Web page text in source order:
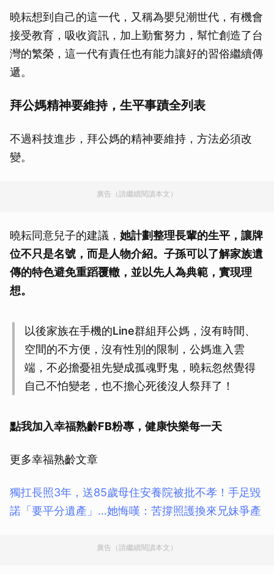
曉耘想到自己的這一代，又稱為嬰兒潮世代，有機會
接受教育，吸收資訊，加上勤奮努力，幫忙創造了台
灣的繁榮，這一代有責任也有能力讓好的習俗繼續傳
遞。
拜公媽精神要維持，生平事蹟全列表
不過科技進步，拜公媽的精神要維持，方法必須改
變。
廣告（請繼續閱讀本文）
曉耘同意兒子的建議， 她計劃整理長輩的生平，讓牌
位不只是名號，而是人物介紹。子孫可以了解家族遺
傳的特色避免重蹈覆轍，並以先人為典範，實現理
想。
以後家族在手機的Line群組拜公媽，沒有時間、
空間的不方便，沒有性別的限制，公媽進入雲
端，不必擔憂祖先變成孤魂野鬼，曉耘忽然覺得
自己不怕變老，也不擔心死後沒人祭拜了！
點我加入幸福熟齡FB粉專，健康快樂每一天
更多幸福熟齡文章
獨扛長照3年，送85歲母住安養院被批不孝！手足毀
諾「要平分遺產」…她悔嘆：苦撐照護換來兄妹爭產
廣告（請繼續閱讀本文）